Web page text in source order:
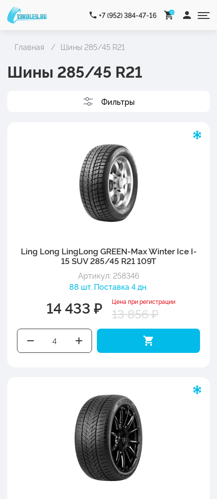
+7 (952) 384-47-16 0
Главная Шины 285/45 R21
Шины 285/45 R21
Фильтры
Ling Long LingLong GREEN-Max Winter Ice I-
15 SUV 285/45 R21 109T
Артикул: 258346
88 шт. Поставка 4 дн.
14 433 ₽ Цена при регистрации
13 856 ₽